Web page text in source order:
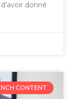
donné
CONTENT